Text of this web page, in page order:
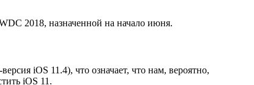
2018, назначенной на начало июня.
iOS 11.4), что означает, что нам, вероятно,
iOS 11.